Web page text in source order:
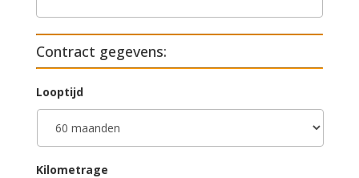
Contract gegevens:
Looptijd
Kilometrage